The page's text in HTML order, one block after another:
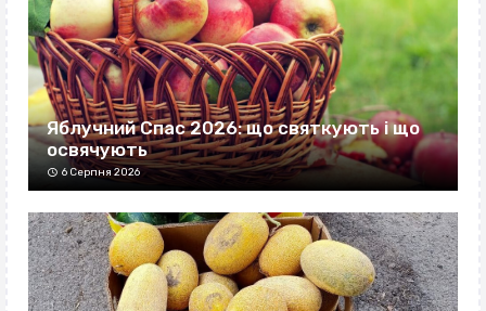
Яблучний Спас 2026: що святкують і що
освячують
6 Серпня 2026